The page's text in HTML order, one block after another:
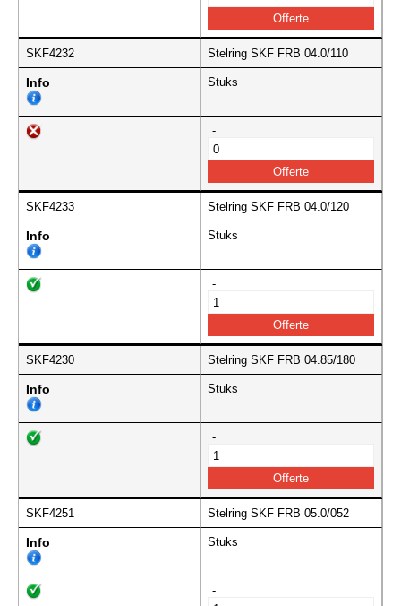
SKF4232 Stelring SKF FRB 04.0/110
Info Stuks
-
SKF4233 Stelring SKF FRB 04.0/120
Info Stuks
-
SKF4230 Stelring SKF FRB 04.85/180
Info Stuks
-
SKF4251 Stelring SKF FRB 05.0/052
Info Stuks
-